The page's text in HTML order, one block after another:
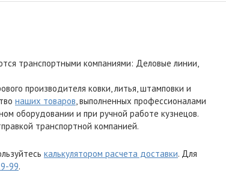
транспортными компаниями: Деловые линии,
производителя ковки, литья, штамповки и
наших товаров, выполненных профессионалами
оборудовании и при ручной работе кузнецов.
транспортной компанией.
калькулятором расчета доставки. Для
99.